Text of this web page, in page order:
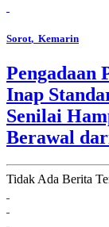
Sorot, Kemarin
Pengadaan
Inap
Senilai
Berawal
Tidak Ada Berita